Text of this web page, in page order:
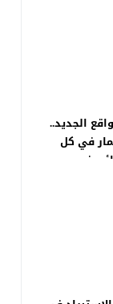
الجديد..
في كل